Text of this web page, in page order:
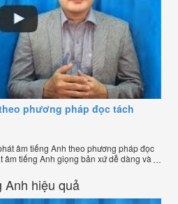
phương pháp đọc tách
âm tiếng Anh theo phương pháp đọc
âm tiếng Anh giọng bản xứ dễ dàng và
chặt chẽ nhất thế giới!
Anh hiệu quả